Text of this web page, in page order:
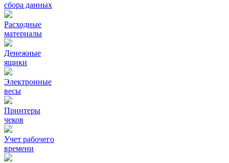
сбора данных
Расходные
материалы
Денежные
ящики
Электронные
весы
Принтеры
чеков
Учет рабочего
времени